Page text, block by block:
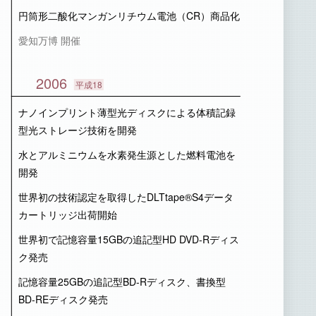
円筒形二酸化マンガンリチウム電池（CR）商品化
愛知万博 開催
2006 平成18
ナノインプリント薄型光ディスクによる体積記録
型光ストレージ技術を開発
水とアルミニウムを水素発生源とした燃料電池を
開発
世界初の技術認定を取得したDLTtape®S4データ
カートリッジ出荷開始
世界初で記憶容量15GBの追記型HD DVD-Rディス
ク発売
記憶容量25GBの追記型BD-Rディスク、書換型
BD-REディスク発売